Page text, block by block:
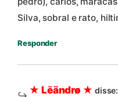
Silva, sobral e rato,
Responder
★ Lēändrø ★ disse: